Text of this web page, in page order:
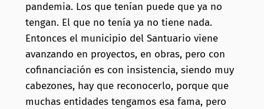
pandemia. Los que tenían puede que ya no
tengan. El que no tenía ya no tiene nada.
Entonces el municipio del Santuario viene
avanzando en proyectos, en obras, pero con
cofinanciación es con insistencia, siendo muy
cabezones, hay que reconocerlo, porque que
muchas entidades tengamos esa fama, pero